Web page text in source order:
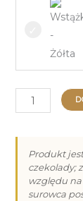
ilość
Zestaw
Komunię
Produkt
czekolady;
względu na
surowca